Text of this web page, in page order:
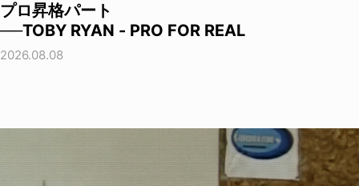
プロ昇格パート
──TOBY RYAN - PRO FOR REAL
2026.08.08